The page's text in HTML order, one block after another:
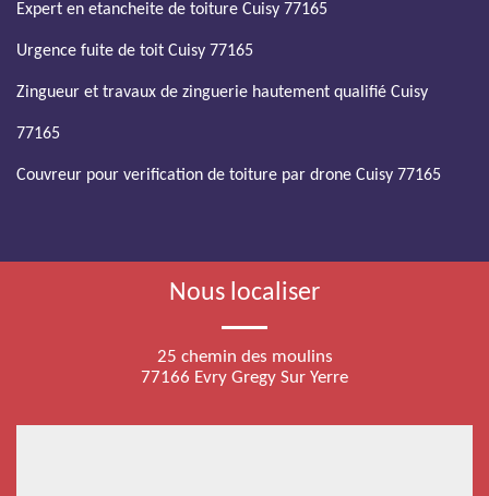
Expert en etancheite de toiture Cuisy 77165
Urgence fuite de toit Cuisy 77165
Zingueur et travaux de zinguerie hautement qualifié Cuisy
77165
Couvreur pour verification de toiture par drone Cuisy 77165
Nous localiser
25 chemin des moulins
77166 Evry Gregy Sur Yerre